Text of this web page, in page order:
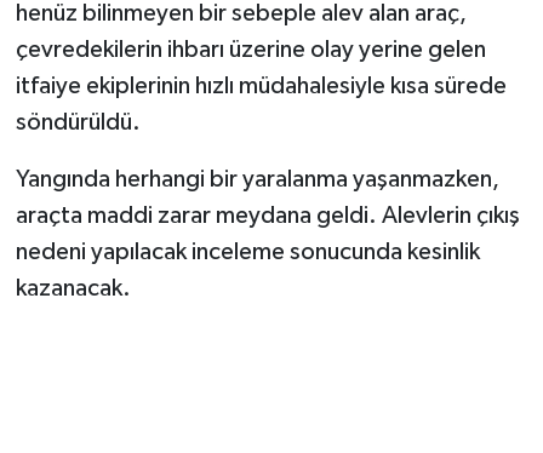
henüz bilinmeyen bir sebeple alev alan araç,
çevredekilerin ihbarı üzerine olay yerine gelen
itfaiye ekiplerinin hızlı müdahalesiyle kısa sürede
söndürüldü.
Yangında herhangi bir yaralanma yaşanmazken,
araçta maddi zarar meydana geldi. Alevlerin çıkış
nedeni yapılacak inceleme sonucunda kesinlik
kazanacak.
MEDYA
SEÇİM 2011
Yemek